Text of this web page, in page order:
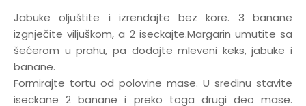
Jabuke oljuštite i izrendajte bez kore. 3 banane
izgnječite viljuškom, a 2 iseckajte.Margarin umutite sa
šećerom u prahu, pa dodajte mleveni keks, jabuke i
banane.
Formirajte tortu od polovine mase. U sredinu stavite
iseckane 2 banane i preko toga drugi deo mase.